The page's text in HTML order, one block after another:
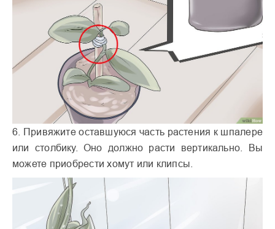
6. Привяжите оставшуюся часть растения к шпалере
или столбику. Оно должно расти вертикально. Вы
можете приобрести хомут или клипсы.